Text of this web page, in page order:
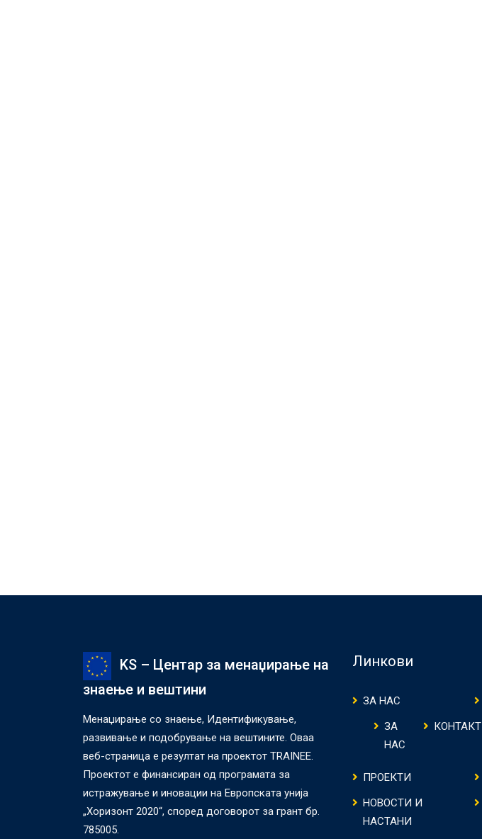
KS – Центар за менаџирање на
знаење и вештини
Менаџирање со знаење, Идентификување,
развивање и подобрување на вештините. Оваа
веб-страница е резултат на проектот TRAINEE.
Проектот е финансиран од програмата за
истражување и иновации на Европската унија
„Хоризонт 2020“, според договорот за грант бр.
785005.
Линкови
ЗА НАС
ЗА
НАС
КОНТАКТ
ПРОЕКТИ
НОВОСТИ И
НАСТАНИ